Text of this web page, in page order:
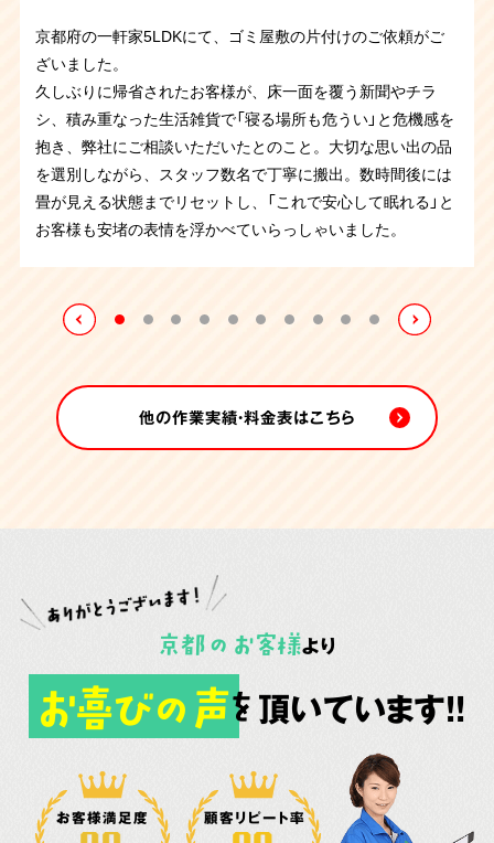
京都府の一軒家5LDKにて、ゴミ屋敷の片付けのご依頼がご
ざいました。
久しぶりに帰省されたお客様が、床一面を覆う新聞やチラ
シ、積み重なった生活雑貨で「寝る場所も危うい」と危機感を
抱き、弊社にご相談いただいたとのこと。大切な思い出の品
を選別しながら、スタッフ数名で丁寧に搬出。数時間後には
畳が見える状態までリセットし、「これで安心して眠れる」と
お客様も安堵の表情を浮かべていらっしゃいました。
解体に伴い、お部屋のお片付けのご依頼を承りました。長年
お住まいになられていた各お部屋はゴミが大量に蓄積されて
おりました。必要品と不用品の仕分けをし、不用品を回収さ
せていただきました。こういったお家も対応しておりますの
で、是非お問い合わせください。
ワンルーム汚部屋片付けのご依頼です。コンビニ弁当の容器
やペットボトルが大量にあり仕分けが非常に大変でした。ノ
ートパソコンなど必要なものもあったため、慎重に仕分けを
しながら１日がかりの作業になりました。残すものはお客様
にお渡しして無事に作業終了です。
京都の一軒家4DKにて、ゴミ屋敷の片付けのご依頼がござい
ました。
久しぶりにご実家へ帰省されたご依頼主様が、床が見えない
ほど積み重なった荷物に驚かれ、ご相談くださいました。 カ
ビが生じていた大型家具や長年の不用品を一斉に回収し、数
時間で広々とした本来の空間へ。作業後、安堵されたご家族
の笑顔を拝見でき、私共も大きなやりがいを感じた現場でし
た。
プラン内容
京都府のお客さまより、ゴミ屋敷で孤独死されたというご依
頼を受け、片付けに伴い遺品整理と特殊清掃を承りました。
孤独死現場ということで特殊清掃と遺品整理、そして部屋の
片付けをさせていただきました。現場は刺激臭と大量の害虫
が繁殖していたので大変な作業になりました。丸2日かけて
の作業となりましたが無事に終えることが出来ました。
プラン内容
お部屋を片付けたいとずっと思っていたが中々踏ん切りがつ
かなかったお客様から今回決意を固めたとのことでご連絡を
頂きました。現場はいわゆるゴミ屋敷の状態で各お部屋は大
量の衣類やゴミが積み上げられており、仕分け作業から入り
ました。不用品を分別して搬出作業を進め、片付けていくと
床をみて大変感動しておられました。1日にかけて作業をお
こない無事に業務は完了致しました。
お客様からゴミ屋敷片付けのご依頼です。マンション3LDK
の間取りで足の踏み場がない量でした。各部屋にスタッフ分
かれて効率よく作業を進めていきます。お客様から残して
（探して）ほしいモノのリストをいただいていましたので探索
しながらの作業です。２日に分けての作業となり、無事に探
し物も見つかってお客様にはご満足いただけました。
音信普通になってしまったご子息様のお部屋を片してほしい
とのご依頼でした。お部屋はトイレまでゴミ屋敷の状態でペ
ットボトルが山積みになり、たばこの吸い殻が大量にありま
したので火事の危険性を感じたお部屋でした。スタッフ4名
の6時間程で全ての作業が完了しました。
全く片付けられないので一緒に片付けを手伝ってほしいとお
客様よりご依頼をいただきました。部屋は服や新聞紙などリ
サイクルできるものが溢れかえっていました。リサイクル資
源はしっかりと分別すること処分費用を抑えることができま
す。お客様と一緒に確認しながらの作業でお客様は進んで処
分の判断が出来ていたのでスムーズに作業を終えることがで
きました。
プラン内容
お部屋にゴミが蓄積している状態のため片付けてほしいとの
ご依頼を頂きました。足の踏み場がなく生活用品の廃棄物や
ペットボトルなど散乱していました。掃除した後も住まわれ
るとのことで、ご依頼者様立ち合いのもと不用品と必要品の
仕分けを慎重に行い作業を進めていき、スタッフ4名の5時間
程で清掃は完了致しました。
他の作業実績・料金表はこちら
京都 の お客様より
お喜びの声を 頂いています!!
お客様満足度 顧客リピート率